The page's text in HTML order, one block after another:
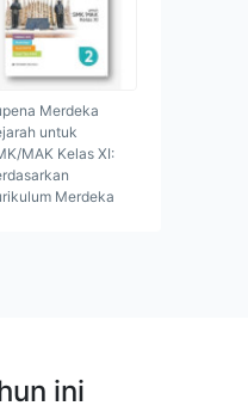
Merdeka
untuk
MAK Kelas XI:
Merdeka
ini